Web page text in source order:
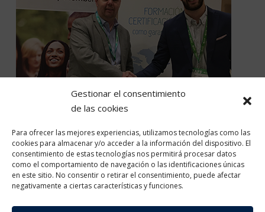
Gestionar el consentimiento
de las cookies
Para ofrecer las mejores experiencias, utilizamos tecnologías como las
cookies para almacenar y/o acceder a la información del dispositivo. El
consentimiento de estas tecnologías nos permitirá procesar datos
como el comportamiento de navegación o las identificaciones únicas
en este sitio. No consentir o retirar el consentimiento, puede afectar
negativamente a ciertas características y funciones.
Oracle Academy Partner